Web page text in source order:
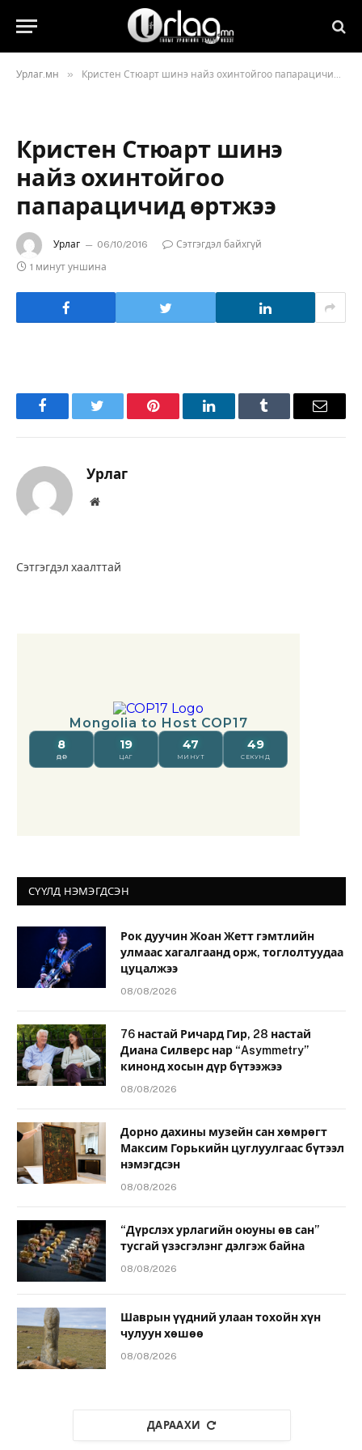
Урлаг.мн » Кристен Стюарт шинэ найз охинтойгоо папарацичид өртжээ
Кристен Стюарт шинэ
найз охинтойгоо
папарацичид өртжээ
Урлаг 06/10/2016
Сэтгэгдэл байхгүй
1 минут уншина
FacebookTwitter Pinterest LinkedInTumblr Имэйл
Урлаг
Вэбсайт
Сэтгэгдэл хаалттай
СҮҮЛД НЭМЭГДСЭН
Рок дуучин Жоан Жетт гэмтлийн
улмаас хагалгаанд орж, тоглолтуудаа
цуцалжээ
08/08/2026
76 настай Ричард Гир, 28 настай
Диана Силверс нар “Asymmetry”
кинонд хосын дүр бүтээжээ
08/08/2026
Дорно дахины музейн сан хөмрөгт
Максим Горькийн цуглуулгаас бүтээл
нэмэгдсэн
08/08/2026
“Дүрслэх урлагийн оюуны өв сан”
тусгай үзэсгэлэнг дэлгэж байна
08/08/2026
Шаврын үүдний улаан тохойн хүн
чулуун хөшөө
08/08/2026
ДАРААХИ